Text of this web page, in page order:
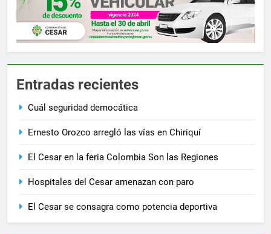
Entradas recientes
Cuál seguridad democática
Ernesto Orozco arregló las vías en Chiriquí
El Cesar en la feria Colombia Son las Regiones
Hospitales del Cesar amenazan con paro
El Cesar se consagra como potencia deportiva